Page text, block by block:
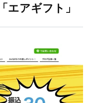
エアギフト」